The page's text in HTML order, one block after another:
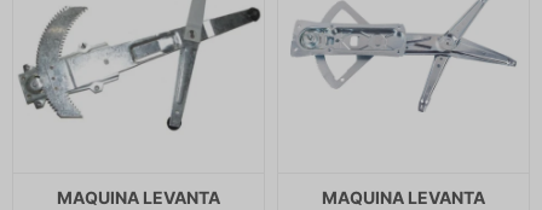
MAQUINA LEVANTA
MAQUINA LEVANTA